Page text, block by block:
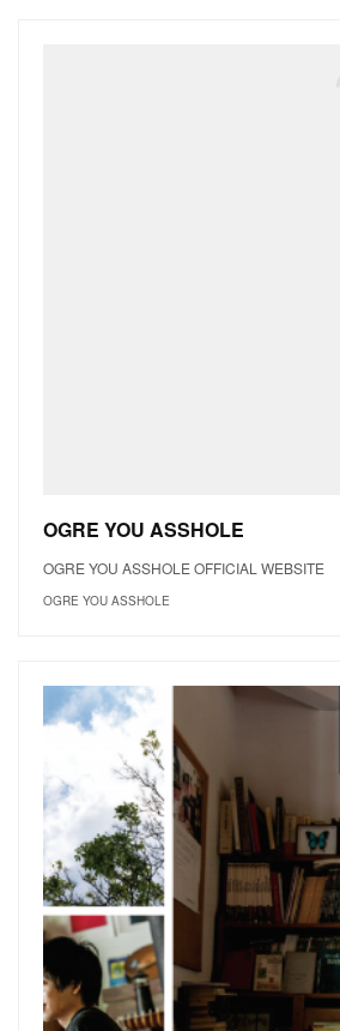
OGRE YOU ASSHOLE
OGRE YOU ASSHOLE OFFICIAL WEBSITE
OGRE YOU ASSHOLE